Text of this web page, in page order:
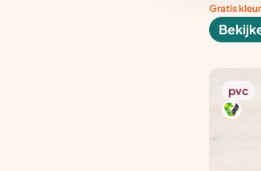
Gratis
pvc